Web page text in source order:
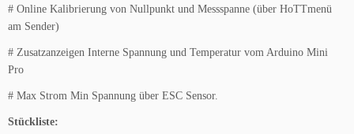
# Online Kalibrierung von Nullpunkt und Messspanne (über HoTTmenü
am Sender)
# Zusatzanzeigen Interne Spannung und Temperatur vom Arduino Mini
Pro
# Max Strom Min Spannung über ESC Sensor.
Stückliste: